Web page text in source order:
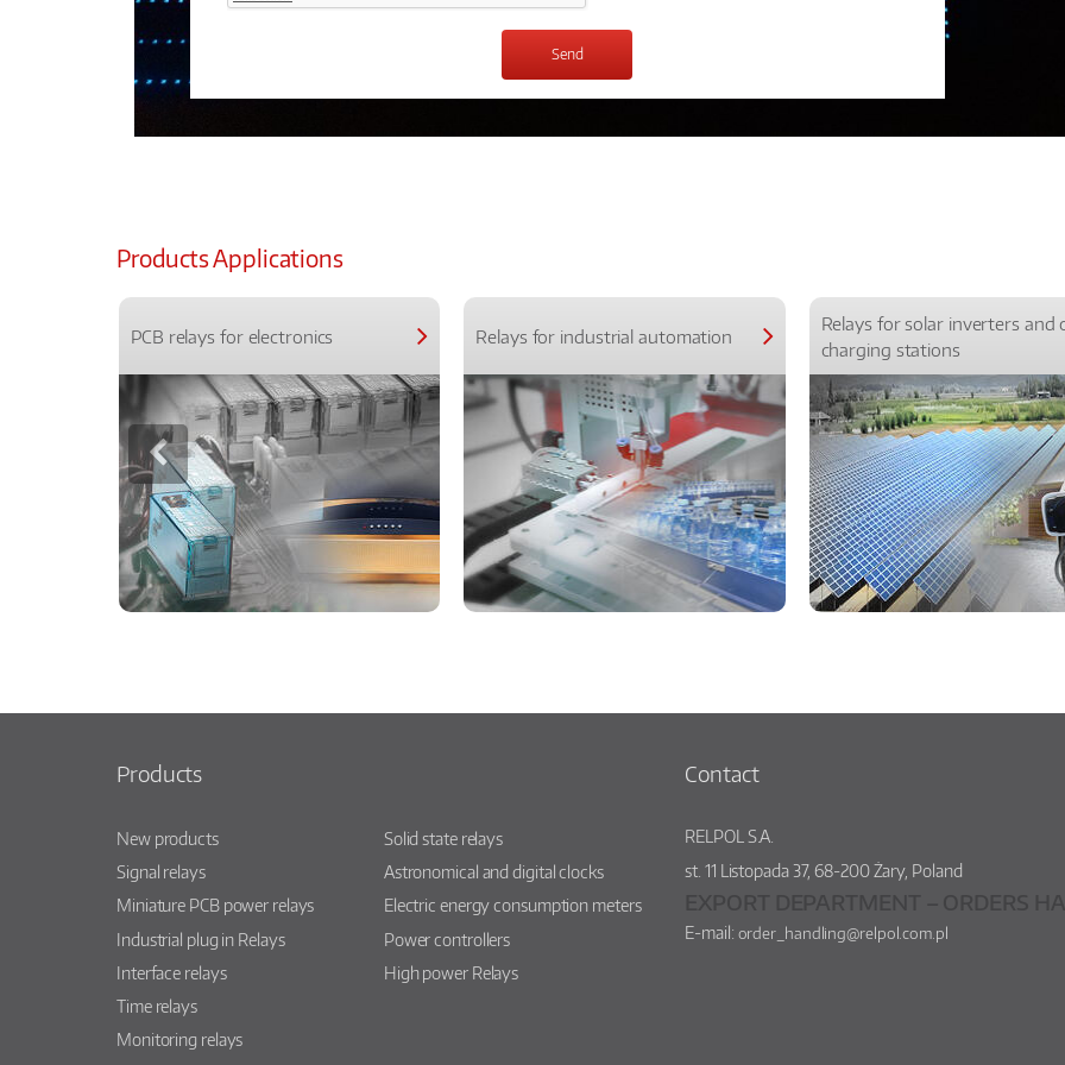
Products Applications
PCB relays for electronics Relays for industrial automation
Relays for solar inverters and
charging stations
Products
New products
Signal relays
Miniature PCB power relays
Industrial plug in Relays
Interface relays
Time relays
Monitoring relays
Solid state relays
Astronomical and digital clocks
Electric energy consumption meters
Power controllers
High power Relays
Contact
RELPOL S.A.
st. 11 Listopada 37,68-200Żary, Poland
E-mail: order_handling@relpol.com.pl